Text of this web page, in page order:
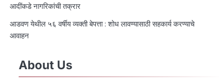
आदींकडे नागरिकांची तक्रार
आडवण येथील ५६ वर्षीय व्यक्ती बेपत्ता : शोध लावण्यासाठी सहकार्य करण्याचे
आवाहन
About Us